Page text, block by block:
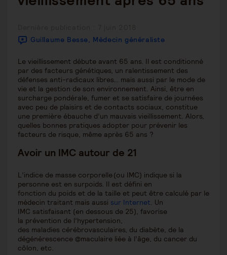
publiée :
Guillaume Besse, Médecin généraliste
Le vieillissement débute avant 65 ans. Il est conditionné
par des facteurs génétiques, un ralentissement des
défenses anti-radicaux libres… mais aussi par le mode de
vie et la gestion de son environnement. Ainsi, être en
surcharge pondérale, fumer et se satisfaire de journées
avec peu de plaisirs et de contacts sociaux, constitue
une première ébauche d’un mauvais vieillissement. Alors,
quelles bonnes pratiques adopter pour prévenir les
facteurs de risque, même après 65 ans ?
Avoir un IMC autour de 21
L’indice de masse corporelle (ou IMC) indique si la
personne est en surpoids. Il est défini en
fonction du poids et de la taille et peut être calculé par le
médecin traitant mais aussi sur Internet. Un
IMC satisfaisant (en dessous de 25), favorise
la prévention de l’hypertension,
des maladies cérébrovasculaires, du diabète, de la
dégénérescence @maculaire liée à l’âge, du cancer du
côlon, etc.